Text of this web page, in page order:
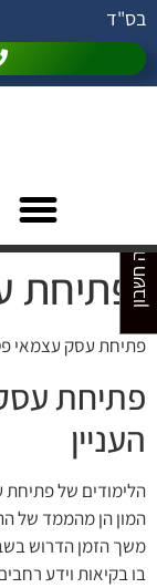
בס"ד
פתיחת
פתיחת עסק עצמאי
פתיחת
העניין
הלימודים של פתיחת
המון הן מהממד של
משך הזמן הדרוש
בו בקיאות וידע
מחירון רואה חשבון